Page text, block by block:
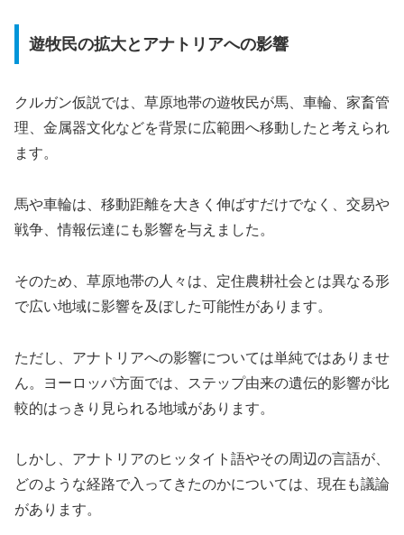
遊牧民の拡大とアナトリアへの影響
クルガン仮説では、草原地帯の遊牧民が馬、車輪、家畜管
理、金属器文化などを背景に広範囲へ移動したと考えられ
ます。
馬や車輪は、移動距離を大きく伸ばすだけでなく、交易や
戦争、情報伝達にも影響を与えました。
そのため、草原地帯の人々は、定住農耕社会とは異なる形
で広い地域に影響を及ぼした可能性があります。
ただし、アナトリアへの影響については単純ではありませ
ん。ヨーロッパ方面では、ステップ由来の遺伝的影響が比
較的はっきり見られる地域があります。
しかし、アナトリアのヒッタイト語やその周辺の言語が、
どのような経路で入ってきたのかについては、現在も議論
があります。